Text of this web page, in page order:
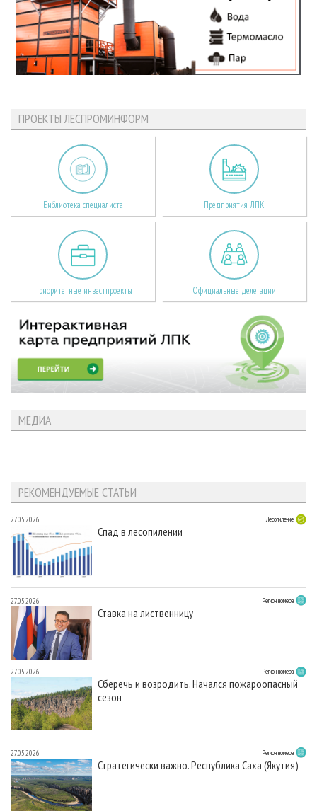
ПРОЕКТЫ ЛЕСПРОМИНФОРМ
Библиотека специалиста Предприятия ЛПК
Приоритетные инвестпроекты Официальные делегации
МЕДИА
РЕКОМЕНДУЕМЫЕ СТАТЬИ
27.05.2026 Лесопиление
Спад в лесопилении
27.05.2026 Регион номера
Ставка на лиственницу
27.05.2026 Регион номера
Сберечь и возродить. Начался пожароопасный
сезон
27.05.2026 Регион номера
Стратегически важно. Республика Саха (Якутия)